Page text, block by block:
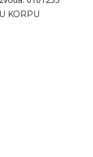
KORPU